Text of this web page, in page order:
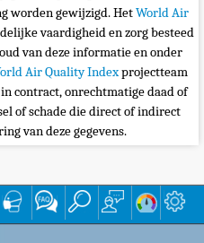
worden gewijzigd. HetWorld Air
vaardigheid en zorg besteed
van deze informatie en onder
Air Quality Indexprojectteam
contract, onrechtmatige daad of
of schade die direct of indirect
van deze gegevens.